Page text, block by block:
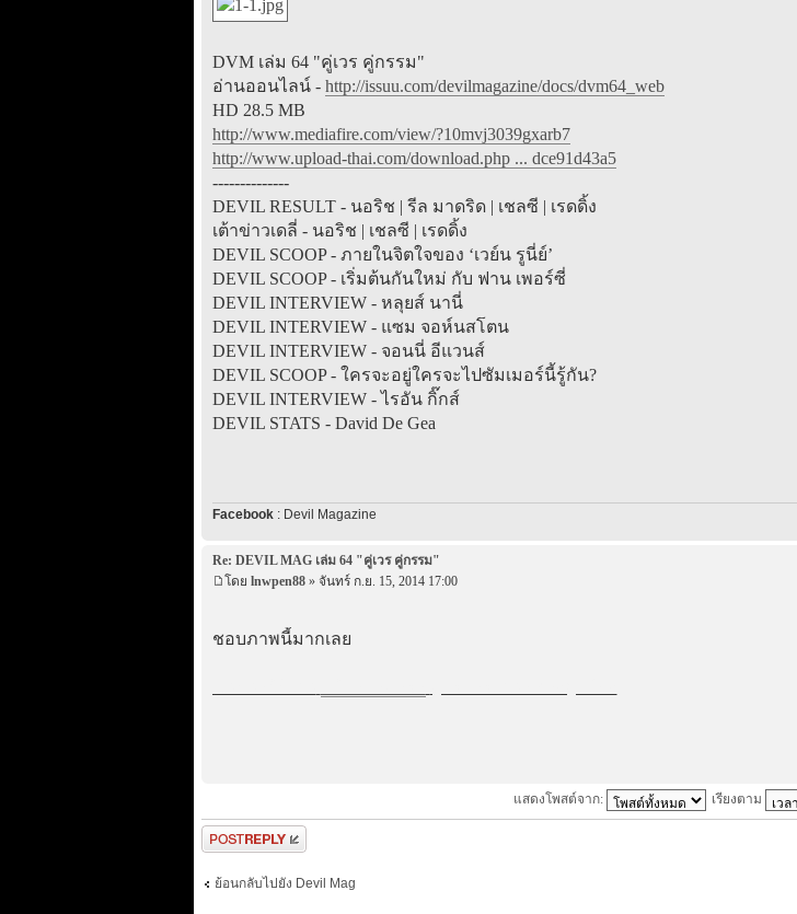
DVM เล่ม 64 "คู่เวร คู่กรรม"
อ่านออนไลน์ - http://issuu.com/devilmagazine/docs/dvm64_web
HD 28.5 MB
http://www.mediafire.com/view/?10mvj3039gxarb7
http://www.upload-thai.com/download.php ... dce91d43a5
--------------
DEVIL RESULT - นอริช | รีล มาดริด | เชลซี | เรดดิ้ง
เต้าข่าวเดลี่ - นอริช | เชลซี | เรดดิ้ง
DEVIL SCOOP - ภายในจิตใจของ ‘เวย์น รูนี่ย์’
DEVIL SCOOP - เริ่มต้นกันใหม่ กับ ฟาน เพอร์ซี่
DEVIL INTERVIEW - หลุยส์ นานี่
DEVIL INTERVIEW - แซม จอห์นสโตน
DEVIL INTERVIEW - จอนนี่ อีแวนส์
DEVIL SCOOP - ใครจะอยู่ใครจะไปซัมเมอร์นี้รู้กัน?
DEVIL INTERVIEW - ไรอัน กิ๊กส์
DEVIL STATS - David De Gea
Facebook: Devil Magazine
Re: DEVIL MAG เล่ม 64 "คู่เวร คู่กรรม"
โดย lnwpen88» จันทร์ ก.ย. 15, 2014 17:00
ชอบภาพนี้มากเลย
แสดงโพสต์จาก: เรียงตาม
ตอบกระทู้
ย้อนกลับไปยัง Devil Mag